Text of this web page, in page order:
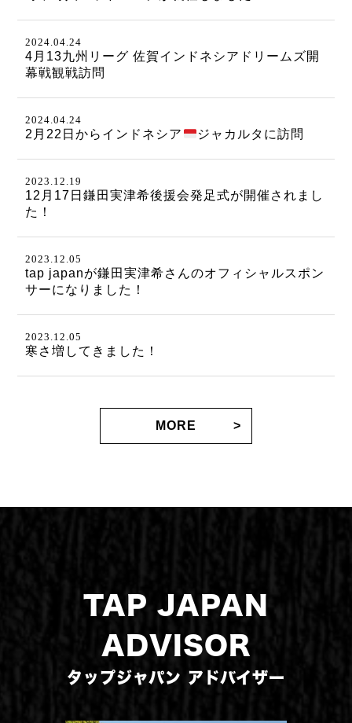
2024.04.24
4月13九州リーグ 佐賀インドネシアドリームズ開
幕戦観戦訪問
2024.04.24
2月22日からインドネシア ジャカルタに訪問
2023.12.19
12月17日鎌田実津希後援会発足式が開催されまし
た！
2023.12.05
tap japanが鎌田実津希さんのオフィシャルスポン
サーになりました！
2023.12.05
寒さ増してきました！
MORE
TAP JAPAN
ADVISOR
タップジャパン アドバイザー